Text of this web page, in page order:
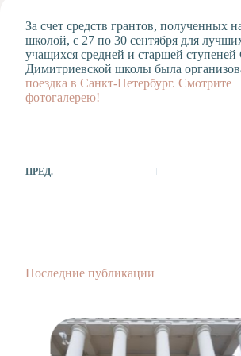
студия
Музыкальное
отделение
Психологическая
Служба
За счет средств грантов, полученных
школой, с 27 по 30 сентября для
учащихся средней и старшей ступеней
Димитриевской школы была
поездка в Санкт-Петербург. Смотрите
фотогалерею!
ПРЕД.
Последние публикации